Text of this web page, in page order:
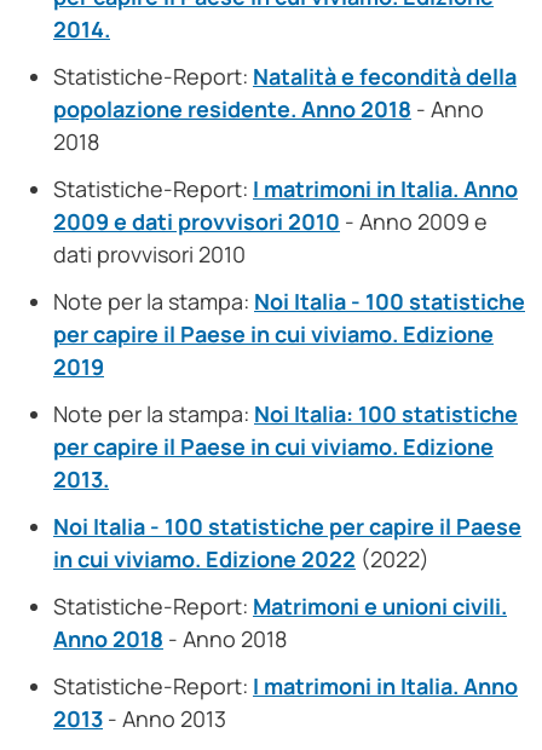
2014.
Statistiche-Report: Natalità e fecondità della
popolazione residente. Anno 2018 - Anno
2018
Statistiche-Report: I matrimoni in Italia. Anno
2009 e dati provvisori 2010 - Anno 2009 e
dati provvisori 2010
Note per la stampa: Noi Italia - 100 statistiche
per capire il Paese in cui viviamo. Edizione
2019
Note per la stampa: Noi Italia: 100 statistiche
per capire il Paese in cui viviamo. Edizione
2013.
Noi Italia - 100 statistiche per capire il Paese
in cui viviamo. Edizione 2022 (2022)
Statistiche-Report: Matrimoni e unioni civili.
Anno 2018 - Anno 2018
Statistiche-Report: I matrimoni in Italia. Anno
2013 - Anno 2013